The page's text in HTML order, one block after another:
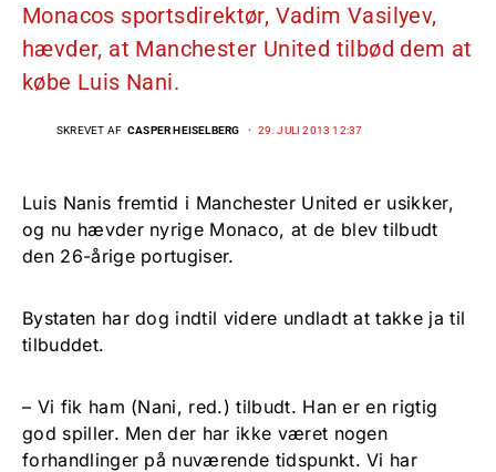
Monacos sportsdirektør, Vadim Vasilyev,
hævder, at Manchester United tilbød dem at
købe Luis Nani.
SKREVET AF CASPER HEISELBERG 29. JULI 2013 12:37
Luis Nanis fremtid i Manchester United er usikker,
og nu hævder nyrige Monaco, at de blev tilbudt
den 26-årige portugiser.
Bystaten har dog indtil videre undladt at takke ja til
tilbuddet.
– Vi fik ham (Nani, red.) tilbudt. Han er en rigtig
god spiller. Men der har ikke været nogen
forhandlinger på nuværende tidspunkt. Vi har